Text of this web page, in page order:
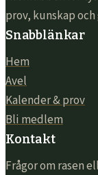
prov, kunskap
Snabblänkar
Hem
Avel
Kalender & prov
Bli medlem
Kontakt
Frågor om rasen